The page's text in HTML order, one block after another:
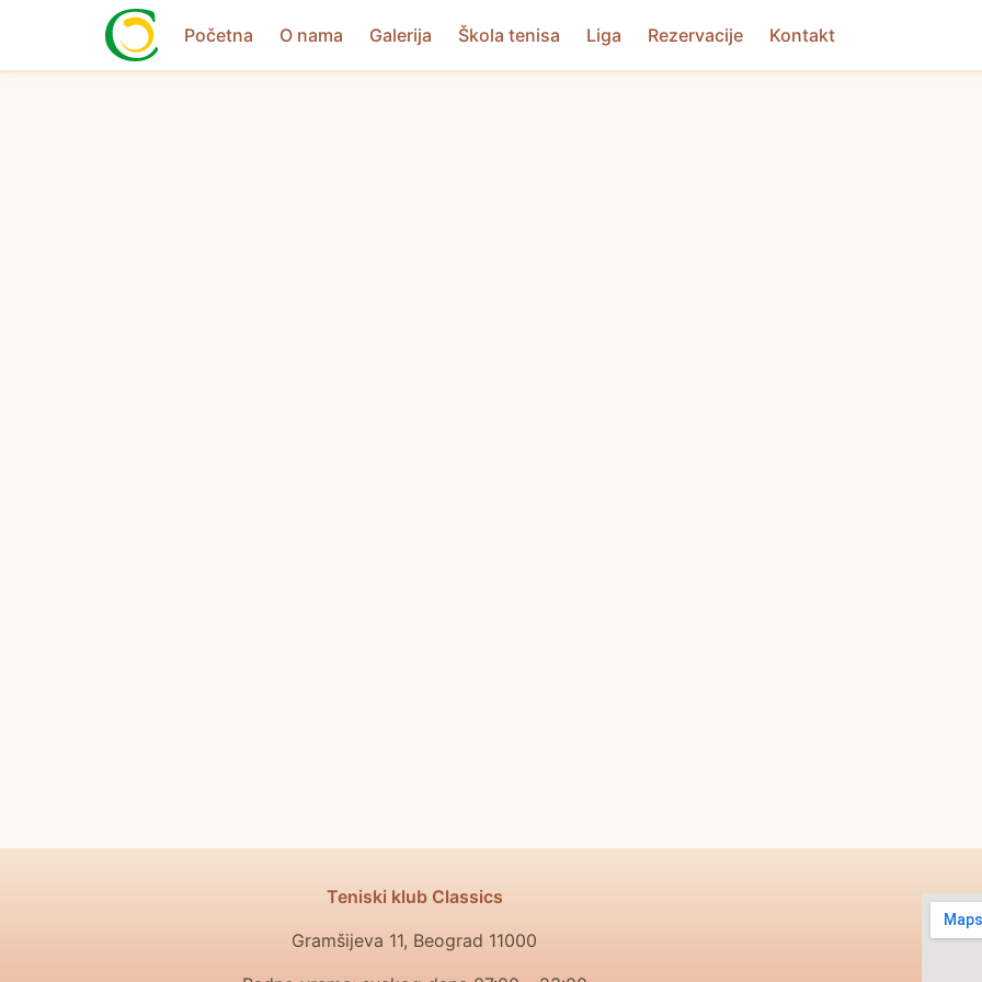
Početna O nama Galerija Škola tenisa Liga Rezervacije Kontakt
Teniski klub Classics
Gramšijeva 11, Beograd 11000